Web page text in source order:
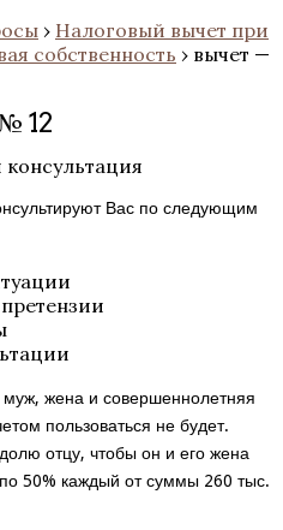
› Налоговый вычет при
собственность › вычет —
12
Вас по следующим
муж, жена и совершеннолетняя
пользоваться не будет.
отцу, чтобы он и его жена
50% каждый от суммы 260 тыс.